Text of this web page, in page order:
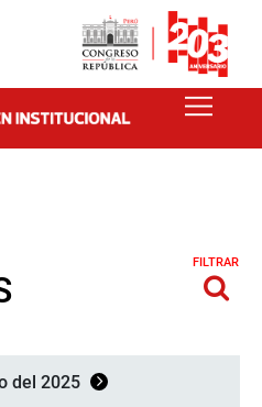
FILTRAR
del 2025